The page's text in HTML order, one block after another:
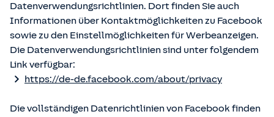
Datenverwendungsrichtlinien. Dort finden Sie auch
Informationen über Kontaktmöglichkeiten zu Facebook
sowie zu den Einstellmöglichkeiten für Werbeanzeigen.
Die Datenverwendungsrichtlinien sind unter folgendem
Link verfügbar:
https://de-de.facebook.com/about/privacy
Die vollständigen Datenrichtlinien von Facebook finden